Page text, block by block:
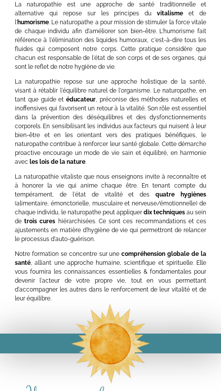
La naturopathie est une approche de santé traditionnelle et
alternative qui repose sur les principes duvitalisme et de
l'humorisme . Le naturopathe a pour mission de stimuler la force vitale
de chaque individu afin d'améliorer son bien-être. L'humorisme fait
référence à l'élimination des liquides humoraux, c'est-à-dire tous les
fluides qui composent notre corps. Cette pratique considère que
chacun est responsable de l'état de son corps et de ses organes, qui
sont le reflet de notre hygiène de vie.
La naturopathie repose sur une approche holistique de la santé,
visant à rétablir l'équilibre naturel de l'organisme. Le naturopathe, en
tant que guide etéducateur , préconise des méthodes naturelles et
inoffensives qui favorisent un retour à la vitalité. Son rôle est essentiel
dans la prévention des déséquilibres et des dysfonctionnements
corporels. En sensibilisant les individus aux facteurs qui nuisent à leur
bien-être et en les orientant vers des pratiques bénéfiques, le
naturopathe contribue à renforcer leur santé globale. Cette démarche
proactive encourage un mode de vie sain et équilibré, en harmonie
avec les lois de la nature
La naturopathie vitaliste que nous enseignons invite à reconnaître et
à honorer la vie qui anime chaque être. En tenant compte du
tempérament, de l'état de vitalité et desquatre hygiènes
(alimentaire, émonctorielle, musculaire et nerveuse/émotionnelle) de
chaque individu, le naturopathe peut appliquer dix techniques au sein
detrois cures hiérarchisées. Ce sont ces recommandations et ces
ajustements en matière d'hygiène de vie qui permettront de relancer
le processus d'auto-guérison.
Notre formation se concentre sur unecompréhension globale de la
santé , alliant une approche humaine, scientifique et spirituelle. Elle
vous fournira les connaissances essentielles & fondamentales pour
devenir l'acteur de votre propre vie, tout en vous permettant
d'accompagner les autres dans le renforcement de leur vitalité et de
leur équilibre.